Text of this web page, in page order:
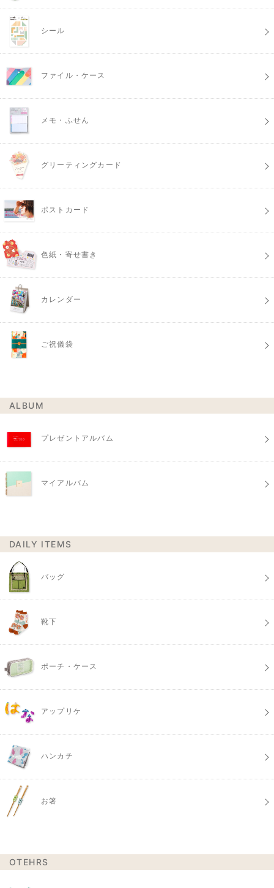
シール
ファイル・ケース
メモ・ふせん
グリーティングカード
ポストカード
色紙・寄せ書き
カレンダー
ご祝儀袋
ALBUM
プレゼントアルバム
マイアルバム
DAILY ITEMS
バッグ
靴下
ポーチ・ケース
アップリケ
ハンカチ
お箸
OTEHRS